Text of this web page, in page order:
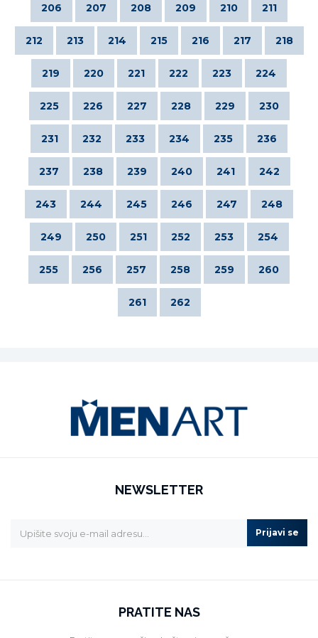
206 207 208 209 210 211
212 213 214 215 216 217 218
219 220 221 222 223 224
225 226 227 228 229 230
231 232 233 234 235 236
237 238 239 240 241 242
243 244 245 246 247 248
249 250 251 252 253 254
255 256 257 258 259 260
261 262
NEWSLETTER
Prijavi se
PRATITE NAS